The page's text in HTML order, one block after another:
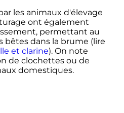
les animaux d'élevage
ont également
permettant au
bêtes dans la brume (lire
et clarine). On note
de clochettes ou de
domestiques.